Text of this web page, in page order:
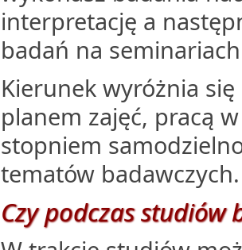
interpretację a
badań na
Kierunek wyróżnia
planem zajęć, pracą
stopniem
tematów badawczych.
Czy podczas studiów